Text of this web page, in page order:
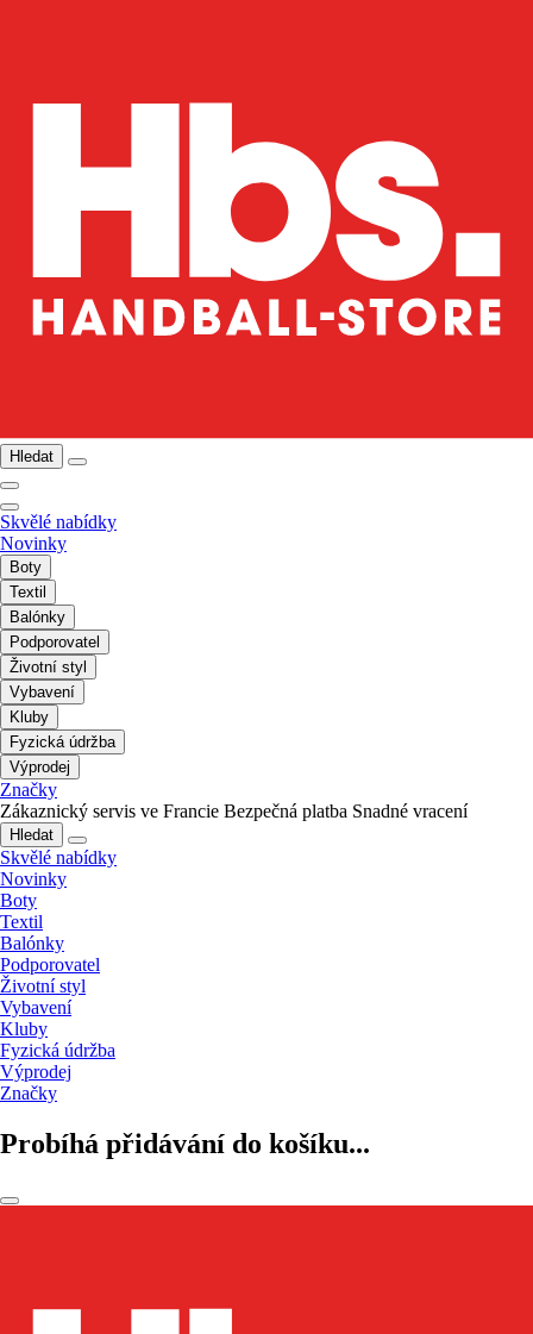
Hledat
Skvělé nabídky
Novinky
Boty
Textil
Balónky
Podporovatel
Životní styl
Vybavení
Kluby
Fyzická údržba
Výprodej
Značky
Zákaznický servis ve Francie Bezpečná platba Snadné vracení
Hledat
Skvělé nabídky
Novinky
Boty
Textil
Balónky
Podporovatel
Životní styl
Vybavení
Kluby
Fyzická údržba
Výprodej
Značky
Probíhá přidávání do košíku...